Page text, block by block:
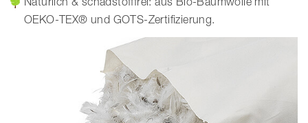
OEKO-TEX® und GOTS-Zertifizierung.